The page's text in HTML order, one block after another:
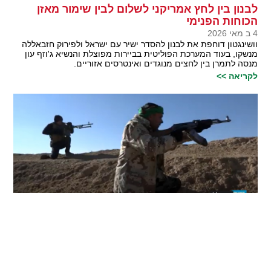
לבנון בין לחץ אמריקני לשלום לבין שימור מאזן
הכוחות הפנימי
4 ב מאי 2026
וושינגטון דוחפת את לבנון להסדר ישיר עם ישראל ולפירוק חזבאללה
מנשקו, בעוד המערכת הפוליטית בביירות מפוצלת והנשיא ג'וזף עון
מנסה לתמרן בין לחצים מנוגדים ואינטרסים אזוריים.
לקריאה >>